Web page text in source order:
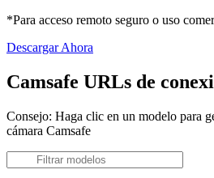
*Para acceso remoto seguro o uso
Descargar Ahora
Camsafe URLs de
Consejo: Haga clic en un modelo para
cámara Camsafe